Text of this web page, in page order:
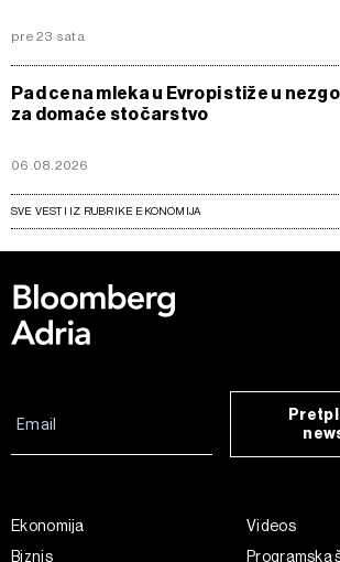
pre 23 sata
Pad cena mleka u Evropi stiže u
za domaće stočarstvo
06.08.2026
SVE VESTI IZ RUBRIKE EKONOMIJA
Ekonomija
Biznis
Videos
Programska